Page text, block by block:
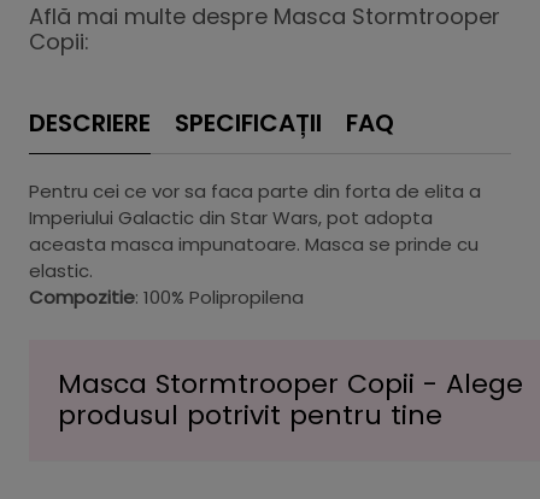
Află mai multe despre Masca Stormtrooper
Copii:
DESCRIERE SPECIFICAȚII FAQ
Pentru cei ce vor sa faca parte din forta de elita a
Imperiului Galactic din Star Wars, pot adopta
aceasta masca impunatoare. Masca se prinde cu
elastic.
Compozitie: 100% Polipropilena
Masca Stormtrooper Copii - Alege
produsul potrivit pentru tine